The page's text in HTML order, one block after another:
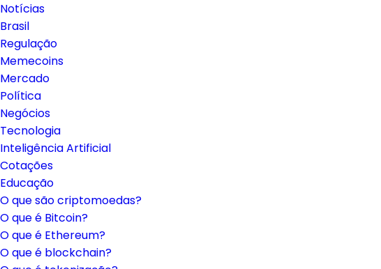
Notícias
Brasil
Regulação
Memecoins
Mercado
Política
Negócios
Tecnologia
Inteligência Artificial
Cotações
Educação
O que são criptomoedas?
O que é Bitcoin?
O que é Ethereum?
O que é blockchain?